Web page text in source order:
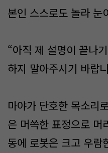
본인 스스로도 놀라 눈
“아직 제 설명이 끝나
하지 말아주시기 바랍
마야가 단호한 목소리
은 머쓱한 표정으로 머
동에 로봇은 크고 우람